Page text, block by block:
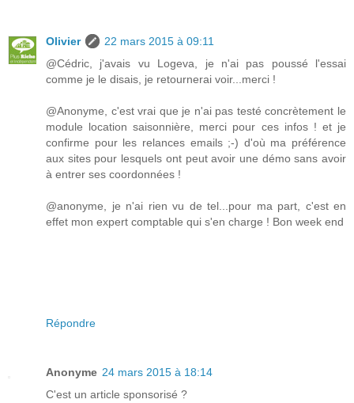
Olivier
22 mars 2015 à 09:11
@Cédric, j'avais vu Logeva, je n'ai pas poussé l'essai
comme je le disais, je retournerai voir...merci !
@Anonyme, c'est vrai que je n'ai pas testé concrètement le
module location saisonnière, merci pour ces infos ! et je
confirme pour les relances emails ;-) d'où ma préférence
aux sites pour lesquels ont peut avoir une démo sans avoir
à entrer ses coordonnées !
@anonyme, je n'ai rien vu de tel...pour ma part, c'est en
effet mon expert comptable qui s'en charge ! Bon week end
Répondre
Anonyme 24 mars 2015 à 18:14
C'est un article sponsorisé ?